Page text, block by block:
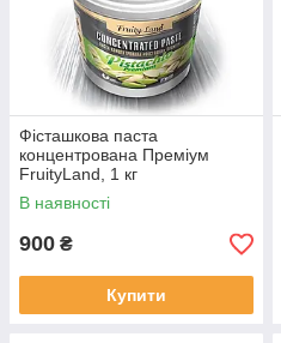
Фісташкова паста
концентрована Преміум
FruityLand, 1 кг
В наявності
900 ₴
Купити